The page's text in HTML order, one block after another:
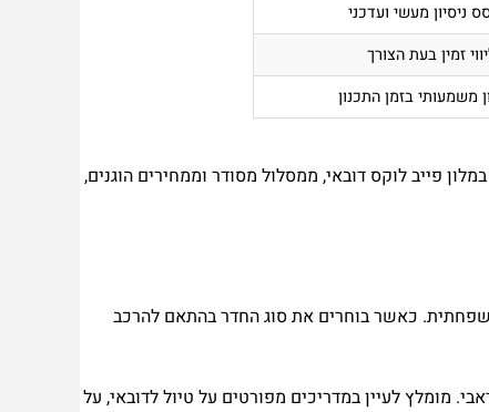
ניסיון מעשי ועדכני
זמין בעת הצורך
משמעותי בזמן התכנון
פייב לוקס דובאי, ממסלול מסודר וממחירים הוגנים,
משפחתית. כאשר בוחרים את סוג החדר בהתאם להרכב
מומלץ לעיין במדריכים מפורטים על טיול לדובאי, על